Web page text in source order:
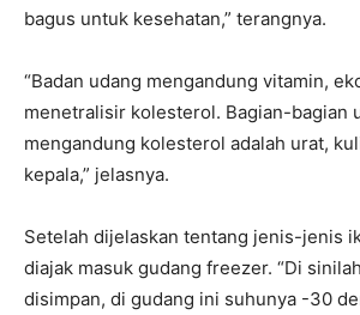
bagus untuk kesehatan,” terangnya.
“Badan udang mengandung vitamin,
menetralisir kolesterol. Bagian-bagian
mengandung kolesterol adalah urat,
kepala,” jelasnya.
Setelah dijelaskan tentang jenis-jenis
diajak masuk gudang freezer. “Di
disimpan, di gudang ini suhunya -30